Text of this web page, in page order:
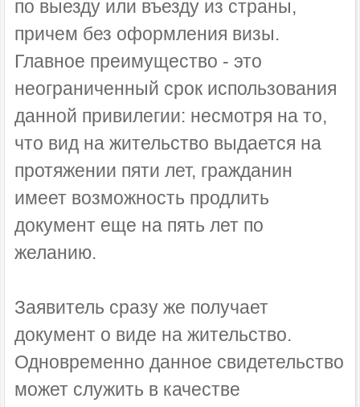
по выезду или въезду из страны,
причем без оформления визы.
Главное преимущество - это
неограниченный срок использования
данной привилегии: несмотря на то,
что вид на жительство выдается на
протяжении пяти лет, гражданин
имеет возможность продлить
документ еще на пять лет по
желанию.
Заявитель сразу же получает
документ о виде на жительство.
Одновременно данное свидетельство
может служить в качестве